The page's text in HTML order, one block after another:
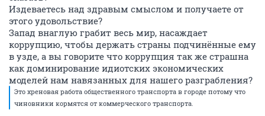
Издеваетесь над здравым смыслом и получаете от
этого удовольствие?
Запад внаглую грабит весь мир, насаждает
коррупцию, чтобы держать страны подчинённые ему
в узде, а вы говорите что коррупция так же страшна
как доминирование идиотских экономических
моделей нам навязанных для нашего разграбления?
Это хреновая работа общественного транспорта в городе потому что
чиновники кормятся от коммерческого транспорта.